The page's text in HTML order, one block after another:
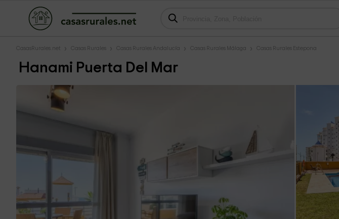
CasasRurales.net Casas Rurales Casas Rurales Andalucía Casas Rurales Málaga Casas Rurales Estepona
Hanami Puerta Del Mar